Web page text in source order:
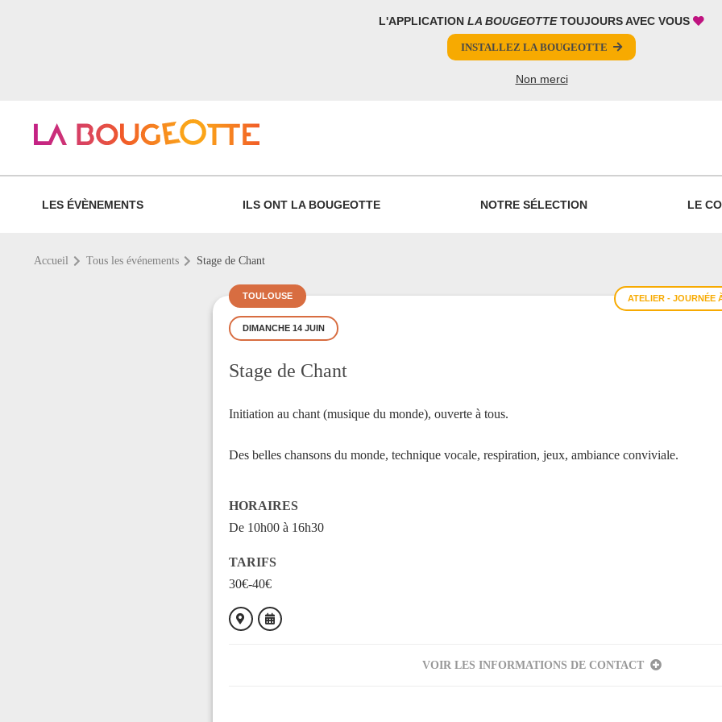
L'APPLICATION LA BOUGEOTTETOUJOURS AVEC VOUS
INSTALLEZ LA BOUGEOTTE
Non merci
LES ÉVÈNEMENTS ILS ONT LA BOUGEOTTE NOTRE SÉLECTION LE
Accueil Tous les événements Stage de Chant
ATELIER - JOURNÉE
TOULOUSE
DIMANCHE 14 JUIN
Stage de Chant
Initiation au chant (musique du monde), ouverte à tous.
Des belles chansons du monde, technique vocale, respiration, jeux, ambiance conviviale.
HORAIRES
De 10h00 à 16h30
TARIFS
30€-40€
VOIR LES INFORMATIONS DE CONTACT
PARTAGER